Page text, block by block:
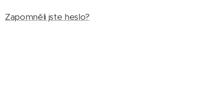
Zapomněli jste heslo?